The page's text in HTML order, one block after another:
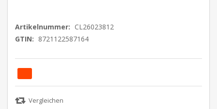
Artikelnummer: CL26023812
GTIN: 8721122587164